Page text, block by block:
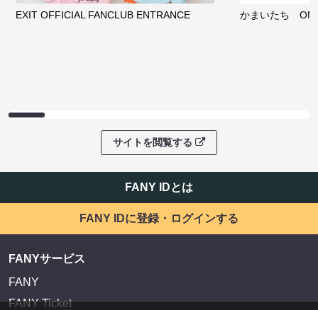
EXIT OFFICIAL FANCLUB ENTRANCE かまいたち
サイトを閲覧する
FANY IDとは
FANY IDに登録・ログインする
FANYサービス
FANY
FANY Ticket